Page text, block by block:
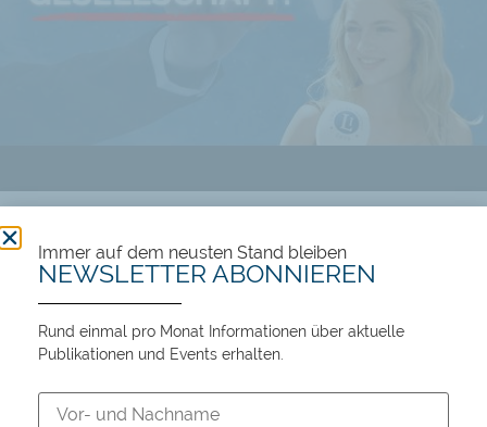
106 views
Immer auf dem neusten Stand bleiben
NEWSLETTER ABONNIEREN
Rund einmal pro Monat Informationen über aktuelle
Publikationen und Events erhalten.